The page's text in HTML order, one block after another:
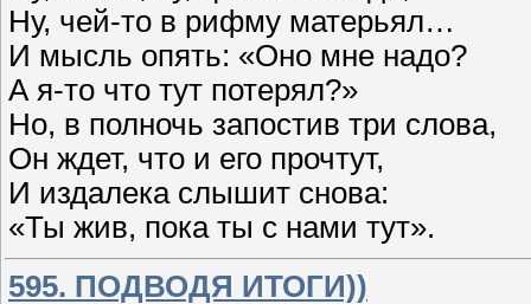
Ну, чей-то в рифму матерьял…
И мысль опять: «Оно мне надо?
А я-то что тут потерял?»
Но, в полночь запостив три слова,
Он ждет, что и его прочтут,
И издалека слышит снова:
«Ты жив, пока ты с нами тут».
595. ПОДВОДЯ ИТОГИ))